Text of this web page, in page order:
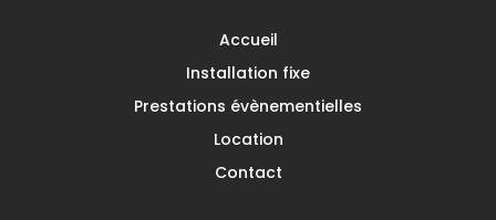
Accueil
Installation fixe
Prestations évènementielles
Location
Contact